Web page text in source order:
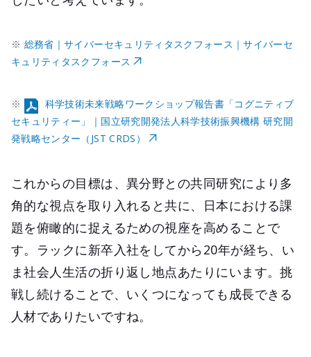
※ 総務省｜サイバーセキュリティタスクフォース｜サイバーセ
キュリティタスクフォース
※
科学技術未来戦略ワークショップ報告書「コグニティブ
セキュリティー」｜国立研究開発法人科学技術振興機構 研究開
発戦略センター（JST CRDS）
これからの目標は、異分野との共同研究により多
角的な視点を取り入れると共に、日本における課
題を俯瞰的に捉えるための視座を高めることで
す。ラックに新卒入社をしてから20年が経ち、い
ま社会人生活の折り返し地点あたりにいます。挑
戦し続けることで、いくつになっても成長できる
人材でありたいですね。